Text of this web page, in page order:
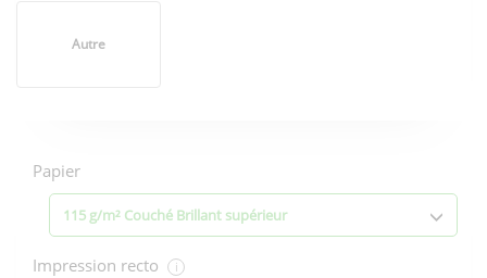
Autre
d'impression
Papier
115 g/m² Couché Brillant supérieur
Impression recto i